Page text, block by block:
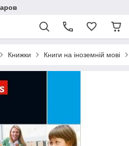
Книжки Книги на іноземній мові